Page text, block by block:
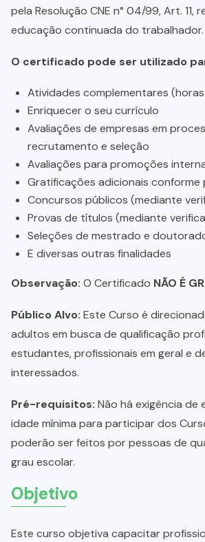
pela Resolução CNE n° 04/99, Art. 11,
educação continuada do trabalhador.
O certificado pode ser utilizado
Atividades complementares
Enriquecer o seu currículo
Avaliações de empresas em
recrutamento e seleção
Avaliações para promoções
Gratificações adicionais conforme
Concursos públicos (mediante
Provas de títulos (mediante
Seleções de mestrado e
E diversas outras finalidades
Observação: O Certificado NÃO É
Público Alvo: Este Curso é
adultos em busca de qualificação
estudantes, profissionais em geral e
interessados.
Pré-requisitos: Não há exigência de
idade mínima para participar dos
poderão ser feitos por pessoas de
grau escolar.
Objetivo
Este curso objetiva capacitar